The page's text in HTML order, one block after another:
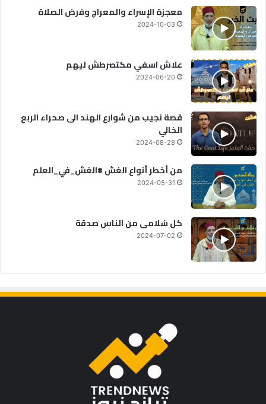
معجزة الإسراء والمعراج وفرض الصلاة
2024-10-03
علاش اسفي مكتصرطش ليهم
2024-06-20
قصة نجيب من شوارع الهند الى صحراء الربع
الخالي
2024-08-28
من أخطر أنواع الغش #الغش_في_العلم
2024-05-31
كل سُلامى من الناس صدقة
2024-07-02